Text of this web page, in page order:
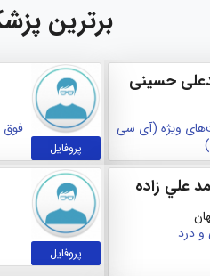
برترین
حسینی
ویژه (آی سی
پروفایل
علي زاده
و درد
پروفایل